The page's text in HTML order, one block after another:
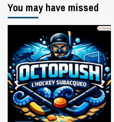
You may have missed